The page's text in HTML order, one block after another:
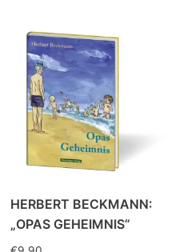
HERBERT BECKMANN:
„OPAS GEHEIMNIS“